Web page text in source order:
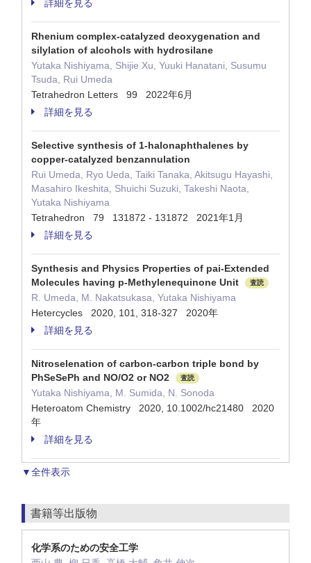
詳細を見る
Rhenium complex-catalyzed deoxygenation and
silylation of alcohols with hydrosilane
Yutaka Nishiyama, Shijie Xu, Yuuki Hanatani, Susumu
Tsuda, Rui Umeda
Tetrahedron Letters 99 2022年6月
詳細を見る
Selective synthesis of 1-halonaphthalenes by
copper-catalyzed benzannulation
Rui Umeda, Ryo Ueda, Taiki Tanaka, Akitsugu Hayashi,
Masahiro Ikeshita, Shuichi Suzuki, Takeshi Naota,
Yutaka Nishiyama
Tetrahedron 79 131872 - 131872 2021年1月
詳細を見る
Synthesis and Physics Properties of pai-Extended
Molecules having p-Methylenequinone Unit
査読
R. Umeda, M. Nakatsukasa, Yutaka Nishiyama
Hetercycles 2020, 101, 318-327 2020年
詳細を見る
Nitroselenation of carbon-carbon triple bond by
PhSeSePh and NO/O2 or NO2
査読
Yutaka Nishiyama, M. Sumida, N. Sonoda
Heteroatom Chemistry 2020, 10.1002/hc21480 2020
年
詳細を見る
▼全件表示
書籍等出版物
化学系のための安全工学